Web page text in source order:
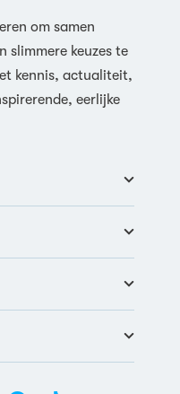
om samen
slimmere keuzes te
kennis, actualiteit,
eerlijke